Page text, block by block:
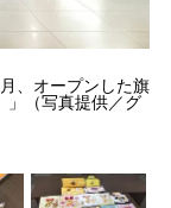
、オープンした旗
」（写真提供／グ